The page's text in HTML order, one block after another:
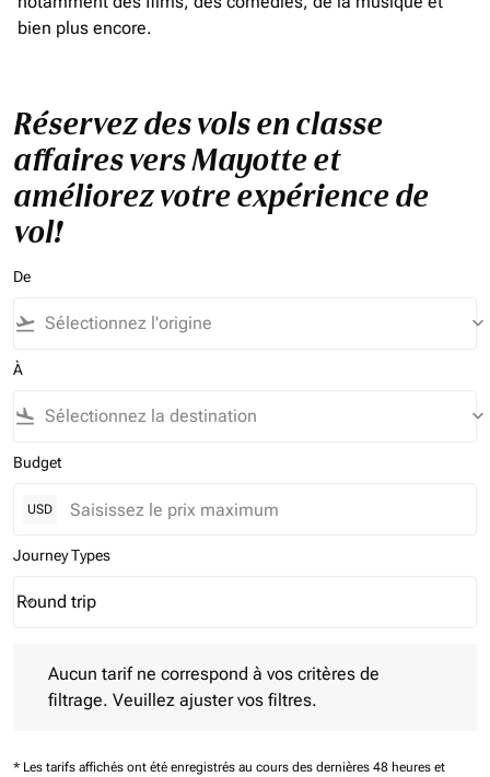
bien plus encore.
Réservez des vols en classe
affaires vers Mayotte et
améliorez votre expérience de
vol!
De
flight_takeoff keyboard_arrow_down
À
flight_land keyboard_arrow_down
Budget
USD
Journey Types
Journey Types option Round trip Selected
Round trip
keyboard_arrow_down
Aucun tarif ne correspond à vos critères de
filtrage. Veuillez ajuster vos filtres.
* Les tarifs affichés ont été enregistrés au cours des dernières 48 heures et